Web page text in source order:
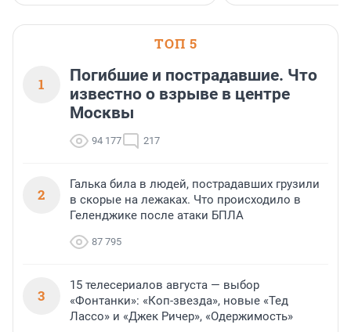
ТОП 5
1
Погибшие и пострадавшие. Что
известно о взрыве в центре
Москвы
94 177 217
2
Галька била в людей, пострадавших грузили
в скорые на лежаках. Что происходило в
Геленджике после атаки БПЛА
87 795
3
15 телесериалов августа — выбор
«Фонтанки»: «Коп-звезда», новые «Тед
Лассо» и «Джек Ричер», «Одержимость»